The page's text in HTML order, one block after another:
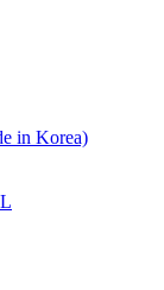
in Korea)